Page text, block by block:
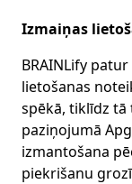
Izmaiņas
BRAINLify
lietošanas
spēkā, tiklīdz tā
paziņojumā
izmantošana
piekrišanu